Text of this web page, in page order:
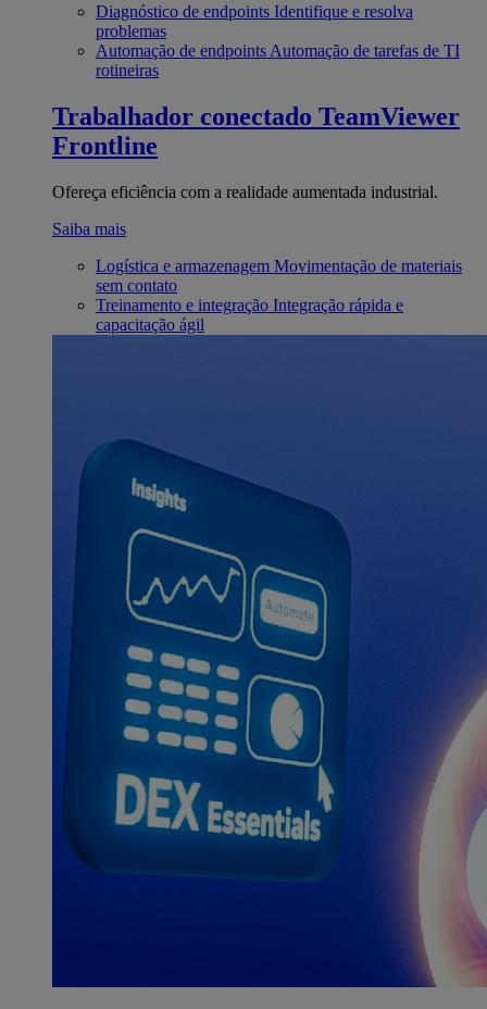
Diagnóstico de endpoints Identifique e resolva
problemas
Automação de endpoints Automação de tarefas de TI
rotineiras
Trabalhador conectado TeamViewer
Frontline
Ofereça eficiência com a realidade aumentada industrial.
Saiba mais
Logística e armazenagem Movimentação de materiais
sem contato
Treinamento e integração Integração rápida e
capacitação ágil